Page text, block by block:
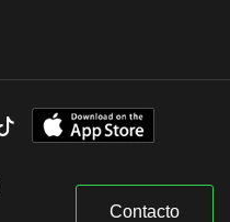
Contacto